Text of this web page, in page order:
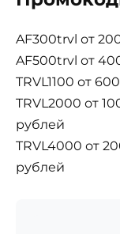
AF300trvl от
AF500trvl от
TRVL1100 от
TRVL2000 от
рублей
TRVL4000 от
рублей